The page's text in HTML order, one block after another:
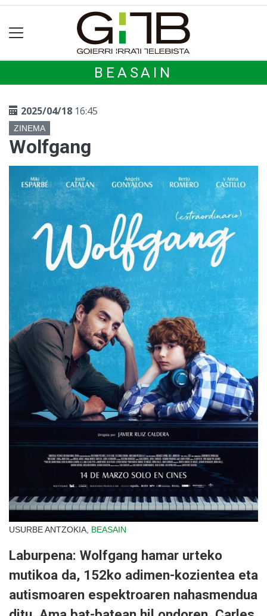
BEASAIN
2025/04/18 16:45
ZINEMA
Wolfgang
USURBE ANTZOKIA, BEASAIN
Laburpena: Wolfgang hamar urteko
mutikoa da, 152ko adimen-kozientea eta
autismoaren espektroaren nahasmendua